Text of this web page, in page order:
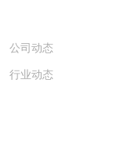
公司动态
行业动态